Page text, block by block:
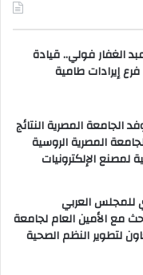
الغفار فولي.. قيادة
إيرادات طامية
الجامعة المصرية النتائج
المصرية الروسية
لمصنع الإلكترونيات
للمجلس العربي
مع الأمين العام لجامعة
لتطوير النظم الصحية